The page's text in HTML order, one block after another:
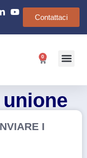
Contattaci
0
I